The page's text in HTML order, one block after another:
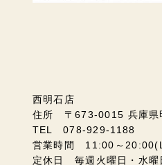
西明石店
住所 〒673-0015 兵庫県
TEL 078-929-1188
営業時間 11:00～
定休日 毎週火曜日・水曜